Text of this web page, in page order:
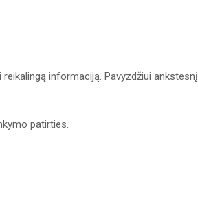
informaciją. Pavyzdžiui ankstesnį
patirties.